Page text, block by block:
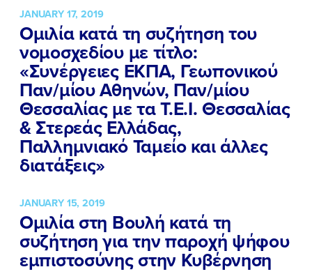
ΕΡΓΟ
ΕΚΔΗΛΩΣΕΙΣ
JANUARY 17, 2019
Ομιλία κατά τη συζήτηση του
νομοσχεδίου με τίτλο:
«Συνέργειες ΕΚΠΑ, Γεωπονικού
Παν/μίου Αθηνών, Παν/μίου
Θεσσαλίας με τα Τ.Ε.Ι. Θεσσαλίας
& Στερεάς Ελλάδας,
Παλλημνιακό Ταμείο και άλλες
διατάξεις»
JANUARY 15, 2019
Ομιλία στη Βουλή κατά τη
συζήτηση για την παροχή ψήφου
εμπιστοσύνης στην Κυβέρνηση